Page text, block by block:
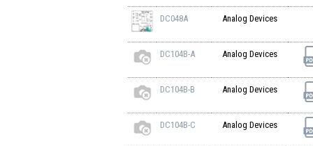
DC048A Analog Devices
DC104B-A Analog Devices
DC104B-B Analog Devices
DC104B-C Analog Devices